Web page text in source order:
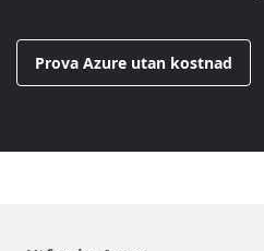
Prova Azure utan kostnad